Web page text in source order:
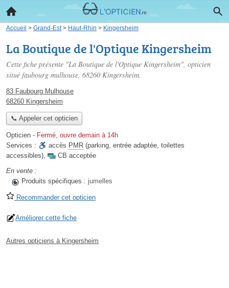
Accueil > Grand-Est> Haut-Rhin > Kingersheim
La Boutique de l'Optique Kingersheim
Cette fiche présente "La Boutique de l'Optique Kingersheim", opticien
situé faubourg mulhouse, 68260 Kingersheim.
83 Faubourg Mulhouse
68260 Kingersheim
📞 Appeler cet opticien
Opticien - Fermé, ouvre demain à 14h
Services :
accès PMR (parking, entrée adaptée, toilettes
accessibles),
CB acceptée
En vente :
Produits spécifiques : jumelles
Recommander cet opticien
Améliorer cette fiche
Autres opticiens à Kingersheim